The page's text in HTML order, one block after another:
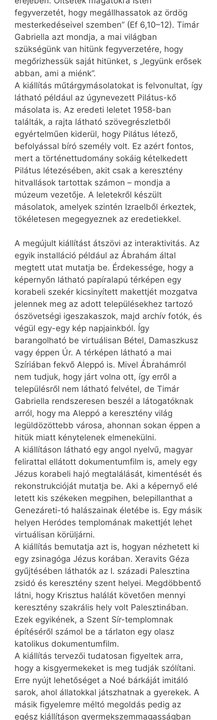
fegyverzetét, hogy megállhassatok az ördög
mesterkedéseivel szemben” (Ef 6,10–12). Timár
Gabriella azt mondja, a mai világban
szükségünk van hitünk fegyverzetére, hogy
megőrizhessük saját hitünket, s „legyünk erősek
abban, ami a miénk”.
A kiállítás műtárgymásolatokat is felvonultat, így
látható például az úgynevezett Pilátus-kő
másolata is. Az eredeti leletet 1958-ban
találták, a rajta látható szövegrészletből
egyértelműen kiderül, hogy Pilátus létező,
befolyással bíró személy volt. Ez azért fontos,
mert a történettudomány sokáig kételkedett
Pilátus létezésében, akit csak a keresztény
hitvallások tartottak számon – mondja a
múzeum vezetője. A leletekről készült
másolatok, amelyek szintén Izraelből érkeztek,
tökéletesen megegyeznek az eredetiekkel.
A megújult kiállítást átszövi az interaktivitás. Az
egyik installáció például az Ábrahám által
megtett utat mutatja be. Érdekessége, hogy a
képernyőn látható papíralapú térképen egy
korabeli szekér kicsinyített makettjét mozgatva
jelennek meg az adott településekhez tartozó
ószövetségi igeszakaszok, majd archív fotók, és
végül egy-egy kép napjainkból. Így
barangolható be virtuálisan Bétel, Damaszkusz
vagy éppen Úr. A térképen látható a mai
Szíriában fekvő Aleppó is. Mivel Ábrahámról
nem tudjuk, hogy járt volna ott, így erről a
településről nem látható felvétel, de Timár
Gabriella rendszeresen beszél a látogatóknak
arról, hogy ma Aleppó a keresztény világ
legüldözöttebb városa, ahonnan sokan éppen a
hitük miatt kénytelenek elmenekülni.
A kiállításon látható egy angol nyelvű, magyar
felirattal ellátott dokumentumfilm is, amely egy
Jézus korabeli hajó megtalálását, kimentését és
rekonstrukcióját mutatja be. Aki a képernyő elé
letett kis székeken megpihen, belepillanthat a
Genezáreti-tó halászainak életébe is. Egy másik
helyen Heródes templomának makettjét lehet
virtuálisan körüljárni.
A kiállítás bemutatja azt is, hogyan nézhetett ki
egy zsinagóga Jézus korában. Xeravits Géza
gyűjtésében láthatók az I. századi Palesztina
zsidó és keresztény szent helyei. Megdöbbentő
látni, hogy Krisztus halálát követően mennyi
keresztény szakrális hely volt Palesztinában.
Ezek egyikének, a Szent Sír-templomnak
építéséről számol be a tárlaton egy olasz
katolikus dokumentumfilm.
A kiállítás tervezői tudatosan figyeltek arra,
hogy a kisgyermekeket is meg tudják szólítani.
Erre nyújt lehetőséget a Noé bárkáját imitáló
sarok, ahol állatokkal játszhatnak a gyerekek. A
másik figyelemre méltó megoldás pedig az
egész kiállításon gyermekszemmagasságban